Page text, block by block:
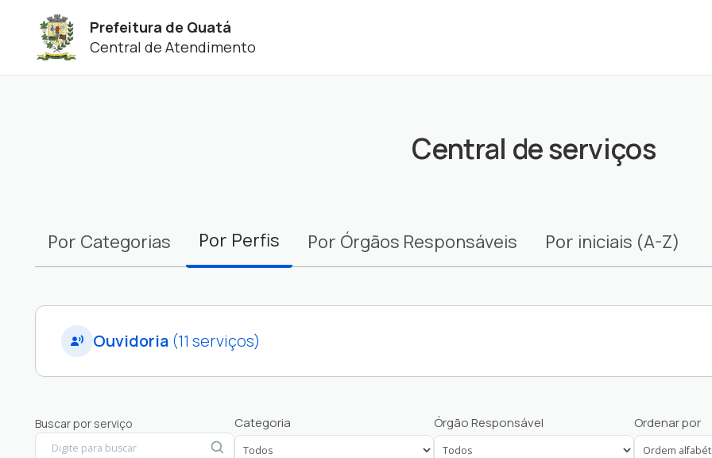
Prefeitura de Quatá
Central de Atendimento
Central de serviços
Por Categorias Por Perfis Por Órgãos Responsáveis Por iniciais (A-Z)
Ouvidoria (11 serviços)
Empresa
Buscar por serviço Categoria Órgão Responsável Ordenar por